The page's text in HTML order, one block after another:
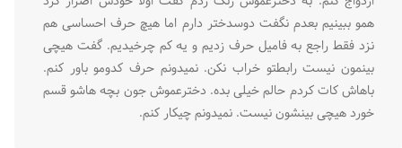
همو ببینیم بعدم نگفت دوسدختر دارم اما هیچ حرف احساسی هم
نزد فقط راجع به فامیل حرف زدیم و یه کم چرخیدیم. گفت هیچی
بینمون نیست رابطتو خراب نکن. نمیدونم حرف کدومو باور کنم.
باهاش کات کردم حالم خیلی بده. دخترعموش جون بچه هاشو قسم
خورد هیچی بینشون نیست. نمیدونم چیکار کنم.